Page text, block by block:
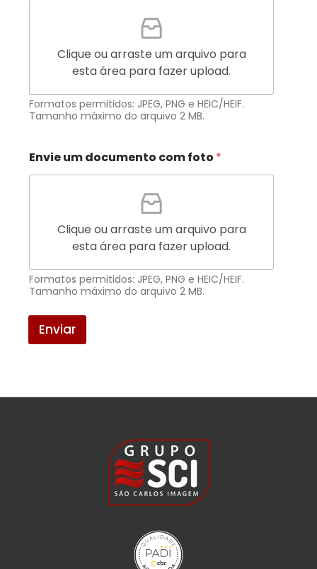
Clique ou arraste um arquivo para
esta área para fazer upload.
Formatos permitidos: JPEG, PNG e HEIC/HEIF.
Tamanho máximo do arquivo 2 MB.
Envie um documento com foto *
Clique ou arraste um arquivo para
esta área para fazer upload.
Formatos permitidos: JPEG, PNG e HEIC/HEIF.
Tamanho máximo do arquivo 2 MB.
Enviar